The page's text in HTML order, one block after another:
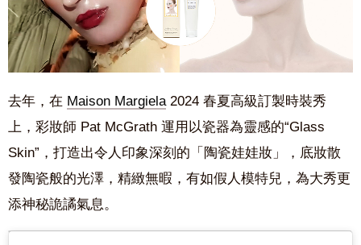
去年，在 Maison Margiela2024 春夏高級訂製時裝秀
上，彩妝師 Pat McGrath 運用以瓷器為靈感的“Glass
Skin”，打造出令人印象深刻的「陶瓷娃娃妝」，底妝散
發陶瓷般的光澤，精緻無暇，有如假人模特兒，為大秀更
添神秘詭譎氣息。